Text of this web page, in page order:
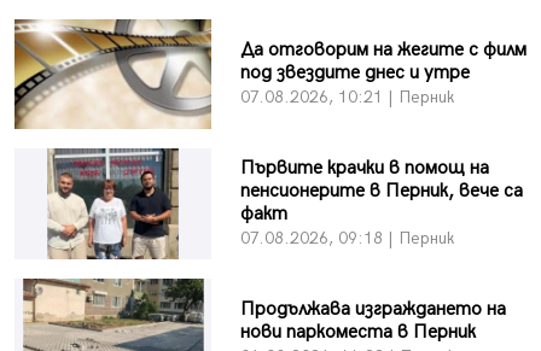
Да отговорим на жегите с филм
под звездите днес и утре
07.08.2026, 10:21 | Перник
Първите крачки в помощ на
пенсионерите в Перник, вече са
факт
07.08.2026, 09:18 | Перник
Продължава изграждането на
нови паркоместа в Перник